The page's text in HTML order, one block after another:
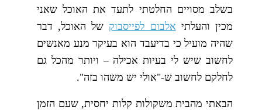
בשלב מסויים החלטתי לתעד את האוכל שאני
מכין והעלתי אלבום לפייסבוק של האוכל, דבר
שהיה מועיל כי בדיעבד הוא בעיקר מנע מאנשים
לחשוב שיש לי בעיות אכילה – ויותר מהכל גם
לחלקם לחשוב ש-"אולי יש משהו בזה".
הבאתי מהבית משקולות קלות יחסית, שעם הזמן